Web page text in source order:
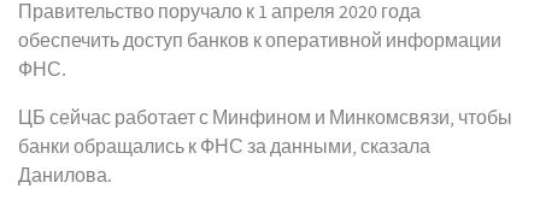
Правительство поручало к 1 апреля 2020 года
обеспечить доступ банков к оперативной информации
ФНС.
ЦБ сейчас работает с Минфином и Минкомсвязи, чтобы
банки обращались к ФНС за данными, сказала
Данилова.